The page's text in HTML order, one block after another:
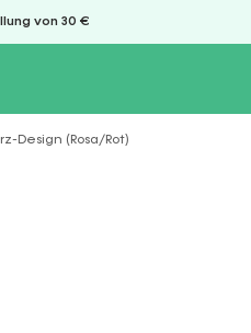
von 30 €
Design (Rosa/Rot)